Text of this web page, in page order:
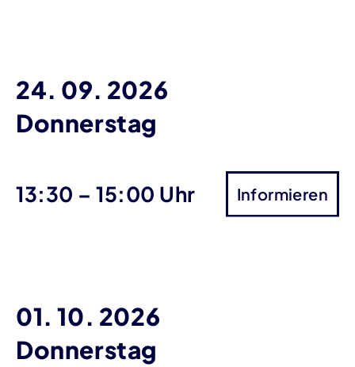
24. 09. 2026
Donnerstag
13:30 – bis
15:00 Uhr Informieren
01. 10. 2026
Donnerstag